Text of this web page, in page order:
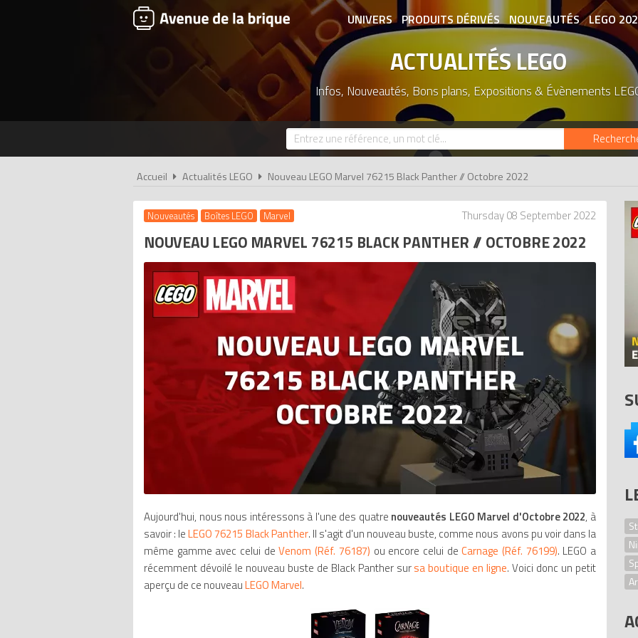
UNIVERS PRODUITS DÉRIVÉS NOUVEAUTÉS LEGO
ASSOCIATIONS DE FANS
ACTUALITÉS LEGO
Infos, Nouveautés, Bons plans, Expositions & Évènements
Accueil Actualités LEGO Nouveau LEGO Marvel 76215 Black Panther // Octobre 2022
Nouveautés Boîtes LEGO Marvel Thursday 08 September 2022
NOUVEAU LEGO MARVEL 76215 BLACK PANTHER // OCTOBRE 2022
Aujourd'hui, nous nous intéressons à l'une des quatre nouveautés LEGO Marvel d'Octobre 2022, à
savoir : leLEGO 76215 Black Panther. Il s'agit d'un nouveau buste, comme nous avons pu voir dans la
même gamme avec celui de Venom (Réf. 76187) ou encore celui deCarnage (Réf. 76199). LEGO a
récemment dévoilé le nouveau buste de Black Panther sursa boutique en ligne. Voici donc un petit
aperçu de ce nouveauLEGO Marvel.